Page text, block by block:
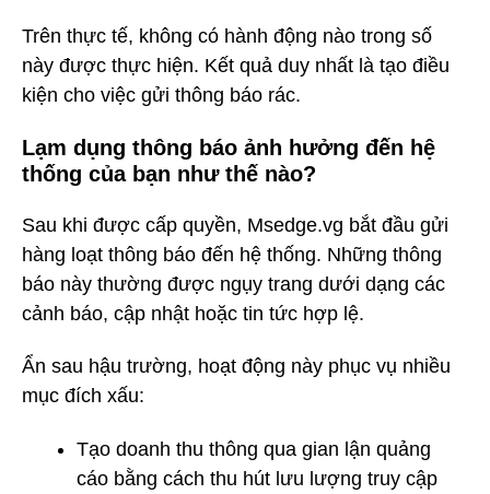
Trên thực tế, không có hành động nào trong số
này được thực hiện. Kết quả duy nhất là tạo điều
kiện cho việc gửi thông báo rác.
Lạm dụng thông báo ảnh hưởng đến hệ
thống của bạn như thế nào?
Sau khi được cấp quyền, Msedge.vg bắt đầu gửi
hàng loạt thông báo đến hệ thống. Những thông
báo này thường được ngụy trang dưới dạng các
cảnh báo, cập nhật hoặc tin tức hợp lệ.
Ẩn sau hậu trường, hoạt động này phục vụ nhiều
mục đích xấu:
Tạo doanh thu thông qua gian lận quảng
cáo bằng cách thu hút lưu lượng truy cập